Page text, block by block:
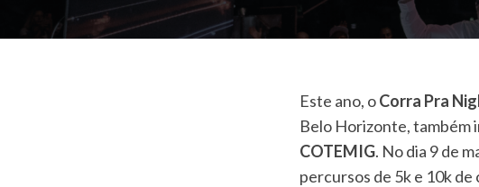
Este ano, oCorra Pra
Belo Horizonte, também
COTEMIG. No dia 9 de
percursos de 5k e 10k de